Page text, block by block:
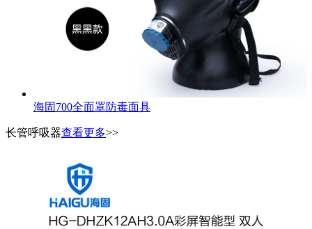
海固700全面罩防毒面具
长管呼吸器查看更多>>